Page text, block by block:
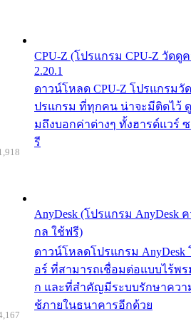
CPU-Z (โปรแกรม CPU-Z วัดดู
2.20.1
ดาวน์โหลด CPU-Z โปรแกรมวั
ปรแกรม ที่ทุกคน น่าจะมีติดไว้ ดู
มถึงบอกค่าต่างๆ ทั้งฮารด์แวร์
รี
AnyDesk (โปรแกรม AnyDesk
กล ใช้ฟรี)
ดาวน์โหลดโปรแกรม
อร์ ที่สามารถเชื่อมต่อแบบไร้พ
ก และที่สำคัญมีระบบรักษาควา
ช้ภายในธนาคารอีกด้วย